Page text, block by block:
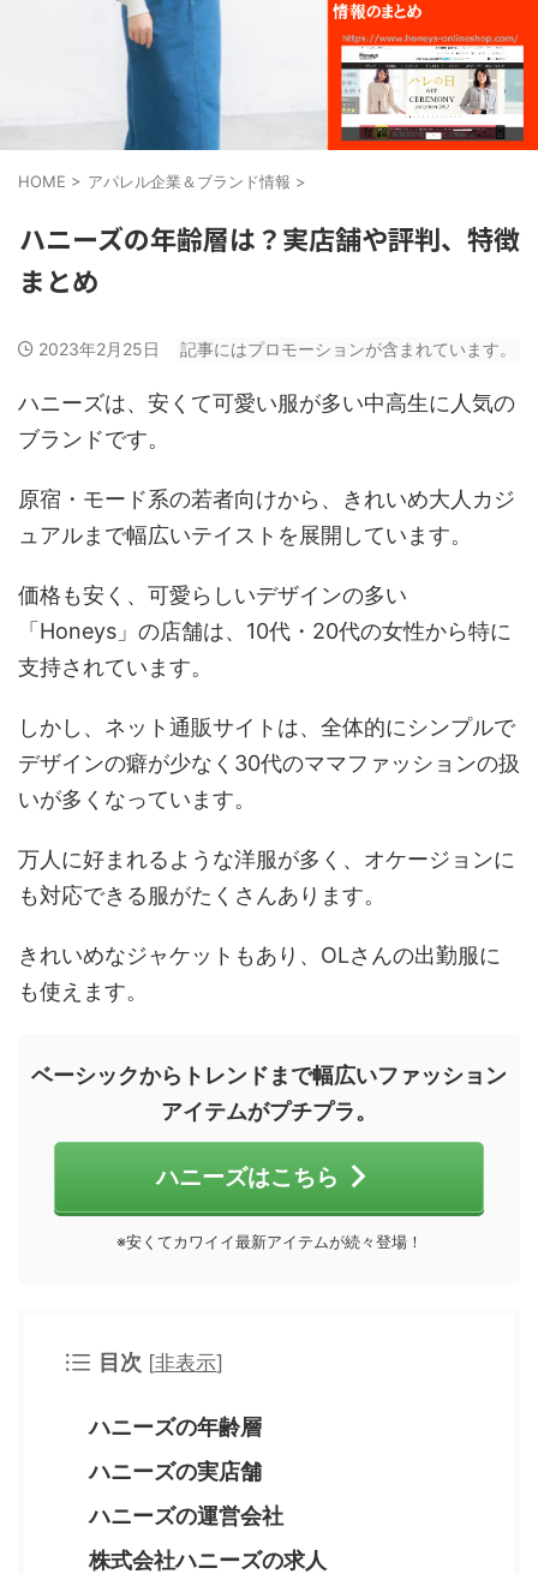
HOME > アパレル企業＆ブランド情報 >
ハニーズの年齢層は？実店舗や評判、特徴
まとめ
2023年2月25日 記事にはプロモーションが含まれています。
ハニーズは、安くて可愛い服が多い中高生に人気の
ブランドです。
原宿・モード系の若者向けから、きれいめ大人カジ
ュアルまで幅広いテイストを展開しています。
価格も安く、可愛らしいデザインの多い
「Honeys」の店舗は、10代・20代の女性から特に
支持されています。
しかし、ネット通販サイトは、全体的にシンプルで
デザインの癖が少なく30代のママファッションの扱
いが多くなっています。
万人に好まれるような洋服が多く、オケージョンに
も対応できる服がたくさんあります。
きれいめなジャケットもあり、OLさんの出勤服に
も使えます。
ベーシックからトレンドまで幅広いファッション
アイテムがプチプラ。
ハニーズはこちら
※安くてカワイイ最新アイテムが続々登場！
目次 [非表示]
ハニーズの年齢層
ハニーズの実店舗
ハニーズの運営会社
株式会社ハニーズの求人